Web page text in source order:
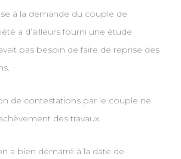
à la demande du couple de
a d’ailleurs fourni une étude
pas besoin de faire de reprise des
de contestations par le couple ne
des travaux.
a bien démarré à la date de